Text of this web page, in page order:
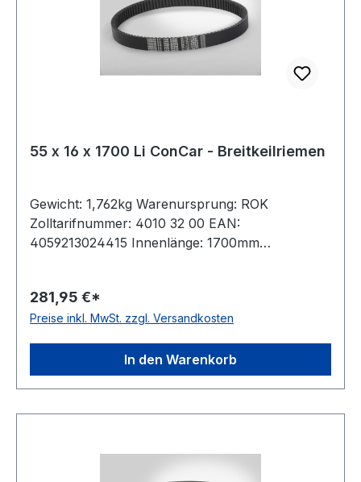
55 x 16 x 1700 Li ConCar - Breitkeilriemen
Gewicht: 1,762kg Warenursprung: ROK
Zolltarifnummer: 4010 32 00 EAN:
4059213024415 Innenlänge: 1700mm
antistatisch: ja Norm: DIN 7719 / ISO 1604 Breite:
55mm Höhe: 16mm Winkel: 28° Material:
281,95 €*
Preise inkl. MwSt. zzgl. Versandkosten
In den Warenkorb